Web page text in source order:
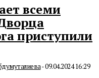
всеми
приступили
-09.04.2024 16:29